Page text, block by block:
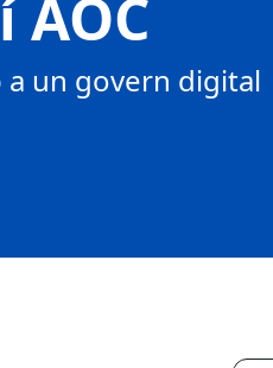
a un govern digital